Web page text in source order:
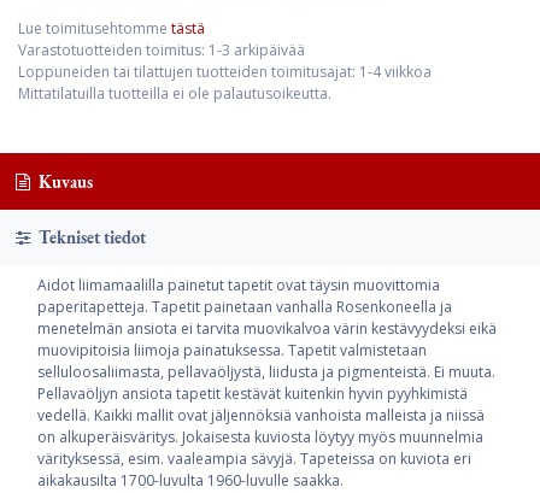
Lue toimitusehtomme tästä
Varastotuotteiden toimitus: 1-3 arkipäivää
Loppuneiden tai tilattujen tuotteiden toimitusajat: 1-4 viikkoa
Mittatilatuilla tuotteilla ei ole palautusoikeutta.
Kuvaus
Tekniset tiedot
Aidot liimamaalilla painetut tapetit ovat täysin muovittomia
paperitapetteja. Tapetit painetaan vanhalla Rosenkoneella ja
menetelmän ansiota ei tarvita muovikalvoa värin kestävyydeksi eikä
muovipitoisia liimoja painatuksessa. Tapetit valmistetaan
selluloosaliimasta, pellavaöljystä, liidusta ja pigmenteistä. Ei muuta.
Pellavaöljyn ansiota tapetit kestävät kuitenkin hyvin pyyhkimistä
vedellä. Kaikki mallit ovat jäljennöksiä vanhoista malleista ja niissä
on alkuperäisväritys. Jokaisesta kuviosta löytyy myös muunnelmia
värityksessä, esim. vaaleampia sävyjä. Tapeteissa on kuviota eri
aikakausilta 1700-luvulta 1960-luvulle saakka.